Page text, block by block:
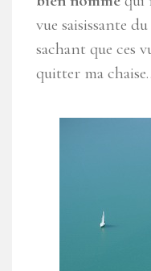
vue saisissante
sachant que ces
quitter ma